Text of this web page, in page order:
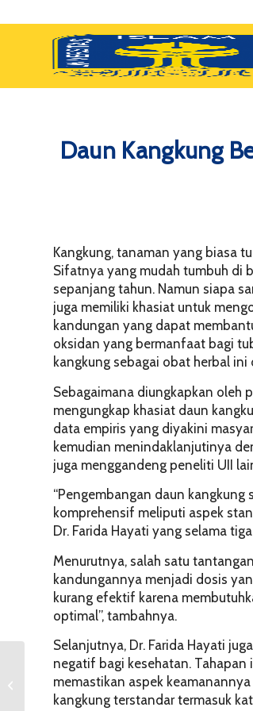
Daun Kangkung
Kangkung, tanaman yang biasa
Sifatnya yang mudah tumbuh di
sepanjang tahun. Namun siapa
juga memiliki khasiat untuk
kandungan yang dapat
oksidan yang bermanfaat bagi
kangkung sebagai obat herbal
Sebagaimana diungkapkan oleh
mengungkap khasiat daun
data empiris yang diyakini
kemudian menindaklanjutinya
juga menggandeng peneliti UII
“Pengembangan daun
komprehensif meliputi aspek
Dr. Farida Hayati yang selama
Menurutnya, salah satu
kandungannya menjadi dosis
kurang efektif karena
optimal”, tambahnya.
Selanjutnya, Dr. Farida Hayati
negatif bagi kesehatan.
memastikan aspek
kangkung terstandar termasuk
Gejala Materialisme
Semakin Kikis Nilai
Sosial Masyarakat